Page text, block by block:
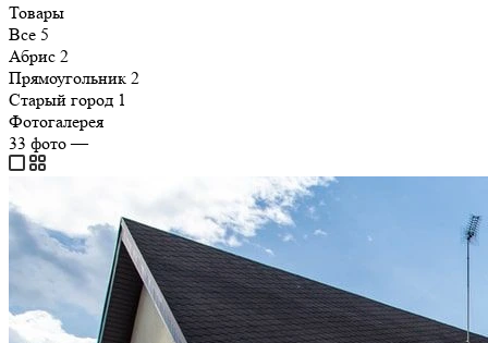
Товары
Все 5
Абрис 2
Прямоугольник 2
Старый город 1
Фотогалерея
33 фото—